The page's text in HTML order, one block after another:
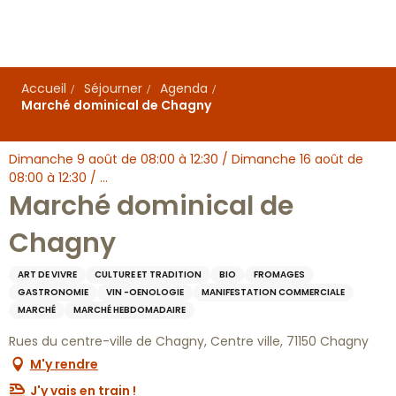
principal
Accueil
Séjourner
Agenda
Marché dominical de Chagny
Dimanche 9 août de 08:00 à 12:30 / Dimanche 16 août de
08:00 à 12:30 / ...
Marché dominical de
Chagny
ART DE VIVRE CULTURE ET TRADITION BIO
FROMAGES
GASTRONOMIE
VIN -OENOLOGIE
MANIFESTATION COMMERCIALE
MARCHÉ
MARCHÉ HEBDOMADAIRE
Rues du centre-ville de Chagny, Centre ville, 71150 Chagny
M'y rendre
J'y vais en train !